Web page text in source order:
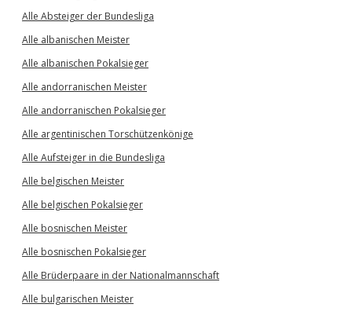
Alle Absteiger der Bundesliga
Alle albanischen Meister
Alle albanischen Pokalsieger
Alle andorranischen Meister
Alle andorranischen Pokalsieger
Alle argentinischen Torschützenkönige
Alle Aufsteiger in die Bundesliga
Alle belgischen Meister
Alle belgischen Pokalsieger
Alle bosnischen Meister
Alle bosnischen Pokalsieger
Alle Brüderpaare in der Nationalmannschaft
Alle bulgarischen Meister